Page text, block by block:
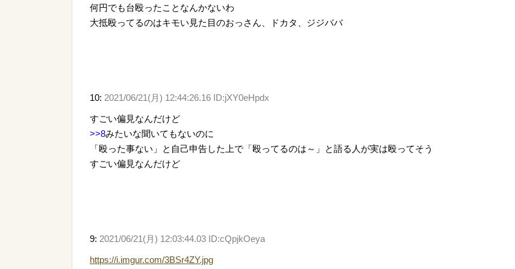
何円でも台殴ったことなんかないわ
大抵殴ってるのはキモい見た目のおっさん、ドカタ、ジジババ
10: 2021/06/21(月) 12:44:26.16 ID:jXY0eHpdx
すごい偏見なんだけど
>>8みたいな聞いてもないのに
「殴った事ない」と自己申告した上で「殴ってるのは～」と語る人が実は殴ってそう
すごい偏見なんだけど
9: 2021/06/21(月) 12:03:44.03 ID:cQpjkOeya
https://i.imgur.com/3BSr4ZY.jpg